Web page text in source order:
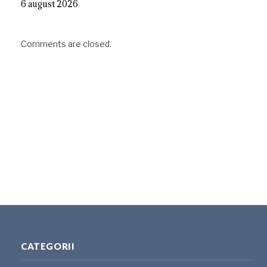
6 august 2026
Comments are closed.
CATEGORII